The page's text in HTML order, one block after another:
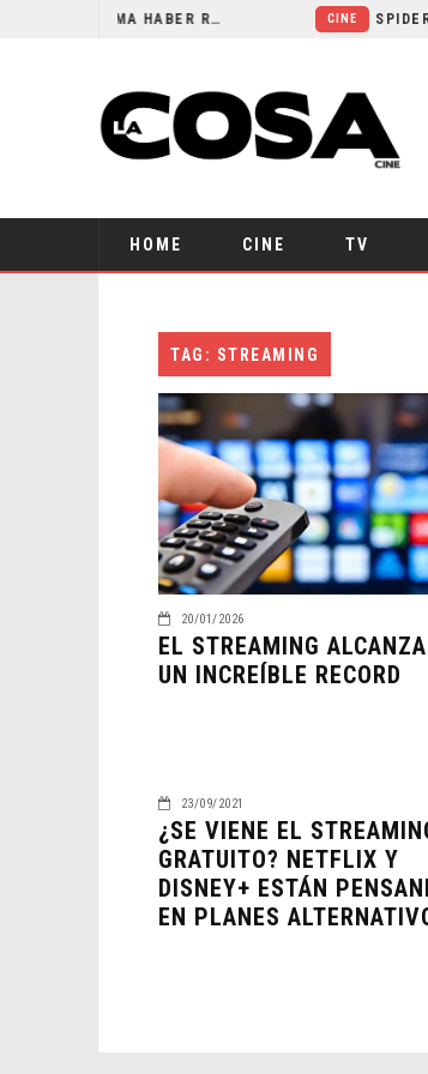
ORLANDO BLOOM AFIRMA HABER RECHAZADO SER BATMAN
HOME CINE TV
TAG: STREAMING
20/01/2026
EL STREAMING ALCANZA
UN INCREÍBLE RECORD
23/09/2021
¿SE VIENE EL
GRATUITO? NETFLIX Y
DISNEY+ ESTÁN
EN PLANES